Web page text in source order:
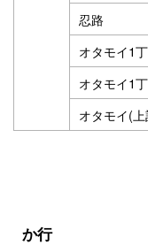
忍路
オタモイ1
オタモイ1
オタモイ(
か行